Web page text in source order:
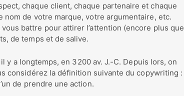
chaque client, chaque partenaire et chaque
de votre marque, votre argumentaire, etc.
battre pour attirer l’attention (encore plus que
de temps et de salive.
y a longtemps, en 3200 av. J.-C. Depuis lors, on
considérez la définition suivante du copywriting :
de prendre une action.